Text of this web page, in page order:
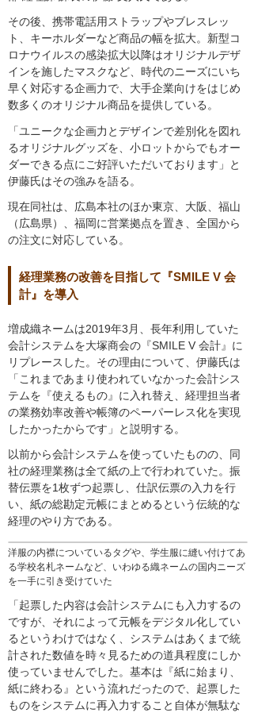
その後、携帯電話用ストラップやブレスレッ
ト、キーホルダーなど商品の幅を拡大。新型コ
ロナウイルスの感染拡大以降はオリジナルデザ
インを施したマスクなど、時代のニーズにいち
早く対応する企画力で、大手企業向けをはじめ
数多くのオリジナル商品を提供している。
「ユニークな企画力とデザインで差別化を図れ
るオリジナルグッズを、小ロットからでもオー
ダーできる点にご好評いただいております」と
伊藤氏はその強みを語る。
現在同社は、広島本社のほか東京、大阪、福山
（広島県）、福岡に営業拠点を置き、全国から
の注文に対応している。
経理業務の改善を目指して『SMILE V 会
計』を導入
洋服の内襟についているタグや、学生服に縫い付けてあ
る学校名札ネームなど、いわゆる織ネームの国内ニーズ
を一手に引き受けていた
増成織ネームは2019年3月、長年利用していた
会計システムを大塚商会の『SMILE V 会計』に
リプレースした。その理由について、伊藤氏は
「これまであまり使われていなかった会計シス
テムを『使えるもの』に入れ替え、経理担当者
の業務効率改善や帳簿のペーパーレス化を実現
したかったからです」と説明する。
以前から会計システムを使っていたものの、同
社の経理業務は全て紙の上で行われていた。振
替伝票を1枚ずつ起票し、仕訳伝票の入力を行
い、紙の総勘定元帳にまとめるという伝統的な
経理のやり方である。
「起票した内容は会計システムにも入力するの
ですが、それによって元帳をデジタル化してい
るというわけではなく、システムはあくまで統
計された数値を時々見るための道具程度にしか
使っていませんでした。基本は『紙に始まり、
紙に終わる』という流れだったので、起票した
ものをシステムに再入力すること自体が無駄な